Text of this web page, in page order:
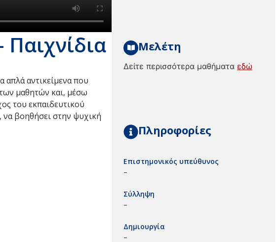
απλά αντικείμενα που
μαθητών και, μέσω
του εκπαιδευτικού
να βοηθήσει στην ψυχική
Μελέτη
Δείτε περισσότερα μαθήματα εδώ
Πληροφορίες
Επιστημονικός υπεύθυνος
–
Σύλληψη
–
Δημιουργία
–